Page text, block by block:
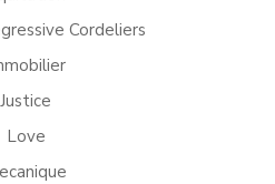
Cordeliers
Justice
Love